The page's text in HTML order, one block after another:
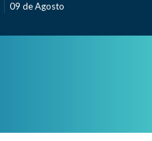
09 de Agosto